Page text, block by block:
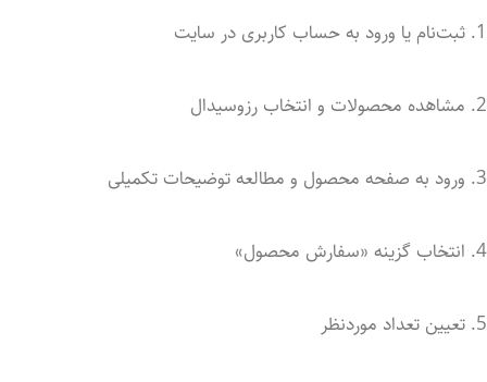
ثبت‌نام یا ورود به حساب کاربری در سایت
مشاهده محصولات و انتخاب رزوسیدال
ورود به صفحه محصول و مطالعه توضیحات تکمیلی
انتخاب گزینه «سفارش محصول»
تعیین تعداد موردنظر